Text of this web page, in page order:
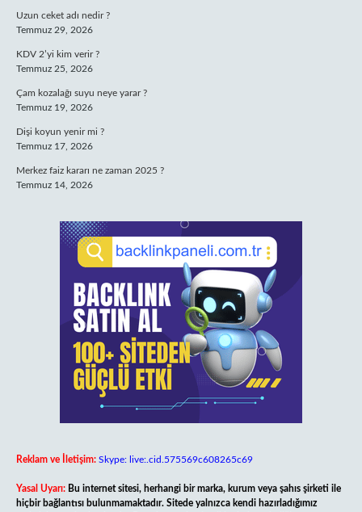
Uzun ceket adı nedir ?
Temmuz 29, 2026
KDV 2’yi kim verir ?
Temmuz 25, 2026
Çam kozalağı suyu neye yarar ?
Temmuz 19, 2026
Dişi koyun yenir mi ?
Temmuz 17, 2026
Merkez faiz kararı ne zaman 2025 ?
Temmuz 14, 2026
Reklam ve İletişim: Skype: live:.cid.575569c608265c69
Yasal Uyarı: Bu internet sitesi, herhangi bir marka, kurum veya şahıs şirketi ile
hiçbir bağlantısı bulunmamaktadır. Sitede yalnızca kendi hazırladığımız